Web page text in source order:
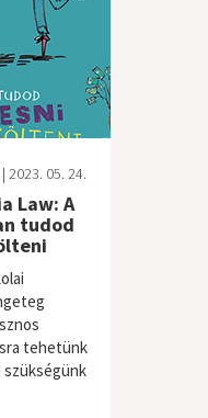
| 2023. 05. 24.
Law: A
tudod
tehetünk
szükségünk